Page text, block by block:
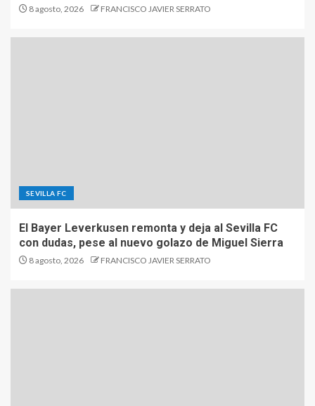
8 agosto, 2026 FRANCISCO JAVIER SERRATO
SEVILLA FC
El Bayer Leverkusen remonta y deja al Sevilla FC
con dudas, pese al nuevo golazo de Miguel Sierra
8 agosto, 2026 FRANCISCO JAVIER SERRATO